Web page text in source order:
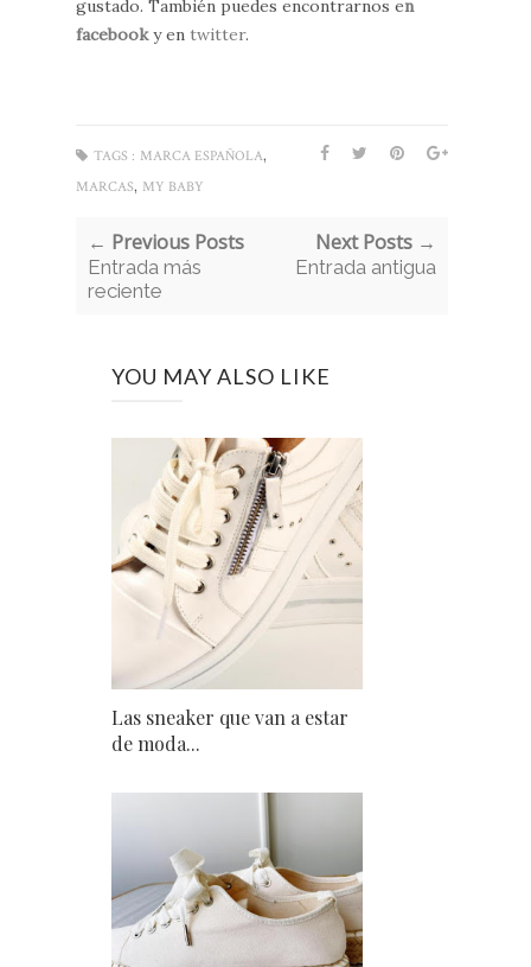
gustado. También puedes encontrarnos en
facebooky en twitter.
TAGS : MARCA ESPAÑOLA,
MARCAS, MY BABY
← Previous Posts
Entrada más
reciente
Next Posts →
Entrada antigua
YOU MAY ALSO LIKE
Las sneaker que van a estar
de moda...